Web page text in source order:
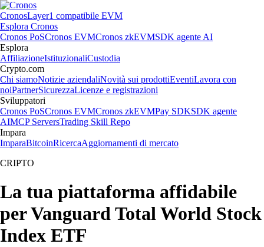
CronosLayer1 compatibile EVM
Esplora Cronos
Cronos PoSCronos EVMCronos zkEVMSDK agente AI
Esplora
AffiliazioneIstituzionaliCustodia
Crypto.com
Chi siamoNotizie aziendaliNovità sui prodottiEventiLavora con
noiPartnerSicurezzaLicenze e registrazioni
Sviluppatori
Cronos PoSCronos EVMCronos zkEVMPay SDKSDK agente
AIMCP ServersTrading Skill Repo
Impara
ImparaBitcoinRicercaAggiornamenti di mercato
CRIPTO
La tua piattaforma affidabile
per Vanguard Total World Stock
Index ETF